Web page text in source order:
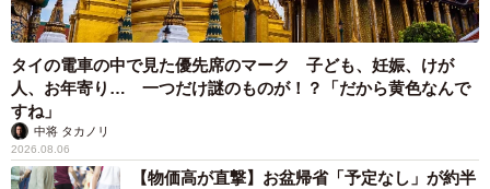
タイの電車の中で見た優先席のマーク 子ども、妊娠、けが
人、お年寄り… 一つだけ謎のものが！？「だから黄色なんで
すね」
中将 タカノリ
2026.08.06
【物価高が直撃】お盆帰省「予定なし」が約半